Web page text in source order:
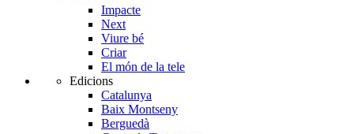
Impacte
Next
Viure bé
Criar
El món de la tele
Edicions
Catalunya
Baix Montseny
Berguedà